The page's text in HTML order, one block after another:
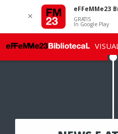
✕
eFFeMMe23
GRATIS
In Google Play